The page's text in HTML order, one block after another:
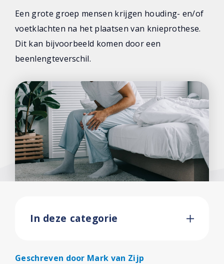
Een grote groep mensen krijgen houding- en/of
voetklachten na het plaatsen van knieprothese.
Dit kan bijvoorbeeld komen door een
beenlengteverschil.
In deze categorie
Geschreven door Mark van Zijp